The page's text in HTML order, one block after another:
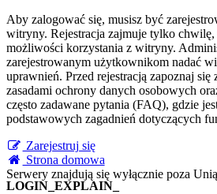
Aby zalogować się, musisz być
witryny. Rejestracja zajmuje tylko chwilę,
możliwości korzystania z witryny.
zarejestrowanym użytkownikom nadać
uprawnień. Przed rejestracją zapoznaj się
zasadami ochrony danych osobowych
często zadawane pytania (FAQ), gdzie
podstawowych zagadnień dotyczących
Zarejestruj się
Strona domowa
Serwery znajdują się wyłącznie poza
LOGIN_EXPLAIN_